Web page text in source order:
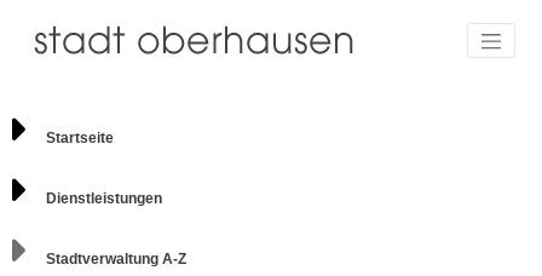
Startseite
Dienstleistungen
Stadtverwaltung A-Z